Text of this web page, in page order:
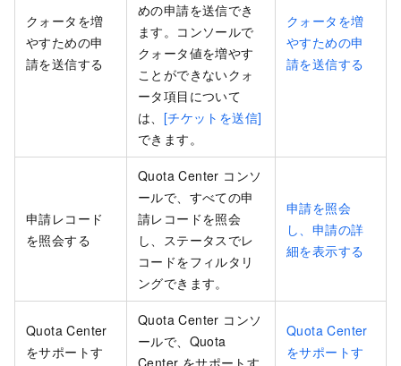
クォータを増
やすための申
請を送信する
めの申請を送信でき
ます。コンソールで
クォータ値を増やす
ことができないクォ
ータ項目について
は、 [チケットを送信]
できます。
クォータを増
やすための申
請を送信する
申請レコード
を照会する
Quota Center コンソ
ールで、すべての申
請レコードを照会
し、ステータスでレ
コードをフィルタリ
ングできます。
申請を照会
し、申請の詳
細を表示する
Quota Center
をサポートす
Quota Center コンソ
ールで、Quota
Quota Center
をサポートす